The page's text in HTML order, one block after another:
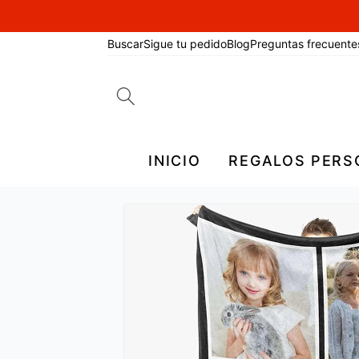
BuscarSigue tu pedidoBlogPreguntas
INICIO REGALOS